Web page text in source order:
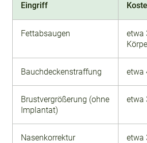
Eingriff
Fettabsaugen
etwa
Bauchdeckenstraffung etwa
Brustvergrößerung (ohne
Implantat)
etwa
Nasenkorrektur etwa